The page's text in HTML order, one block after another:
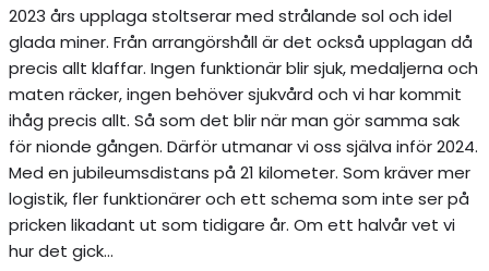
2023 års upplaga stoltserar med strålande sol och idel
glada miner. Från arrangörshåll är det också upplagan då
precis allt klaffar. Ingen funktionär blir sjuk, medaljerna och
maten räcker, ingen behöver sjukvård och vi har kommit
ihåg precis allt. Så som det blir när man gör samma sak
för nionde gången. Därför utmanar vi oss själva inför 2024.
Med en jubileumsdistans på 21 kilometer. Som kräver mer
logistik, fler funktionärer och ett schema som inte ser på
pricken likadant ut som tidigare år. Om ett halvår vet vi
hur det gick…